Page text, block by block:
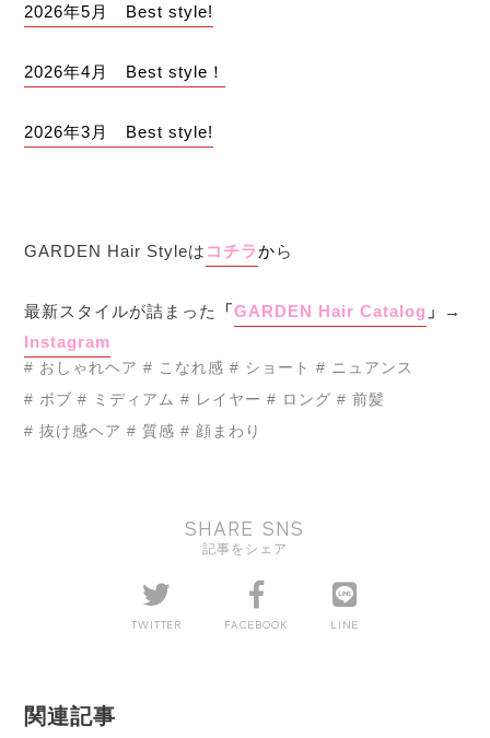
2026年5月 Best style!
2026年4月 Best style！
2026年3月 Best style!
GARDEN Hair Styleは コチラから
最新スタイルが詰まった 「GARDEN Hair Catalog 」→
Instagram
# おしゃれヘア # こなれ感 # ショート # ニュアンス
# ボブ # ミディアム # レイヤー # ロング # 前髪
# 抜け感ヘア # 質感 # 顔まわり
SHARE SNS
記事をシェア
TWITTER FACEBOOK LINE
関連記事